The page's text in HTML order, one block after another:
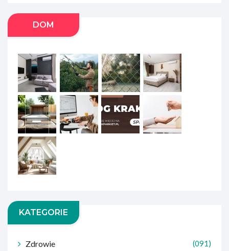
DOM
KATEGORIE
Zdrowie (091)